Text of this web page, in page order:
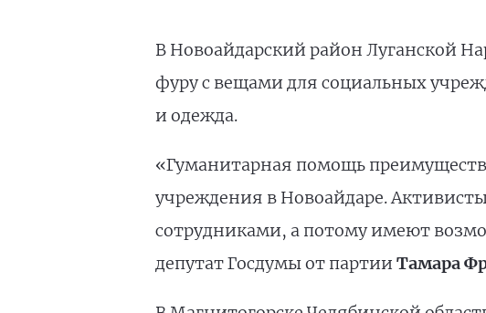
В Новоайдарский район Луганской
фуру с вещами для социальных
и одежда.
«Гуманитарная помощь
учреждения в Новоайдаре.
сотрудниками, а потому имеют
депутат Госдумы от партии Тамара